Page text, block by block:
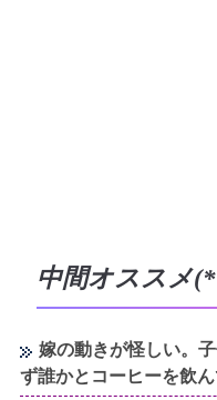
中間オススメ
嫁の動きが怪しい。
ず誰かとコーヒーを飲